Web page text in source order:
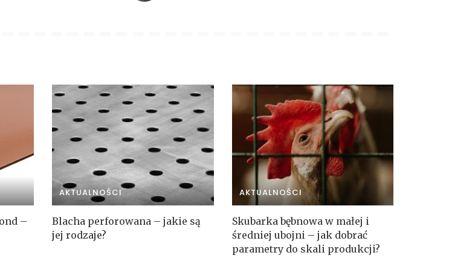
–
AKTUALNOŚCI
Blacha perforowana – jakie są
jej rodzaje?
AKTUALNOŚCI
Skubarka bębnowa w małej i
średniej ubojni – jak dobrać
parametry do skali produkcji?